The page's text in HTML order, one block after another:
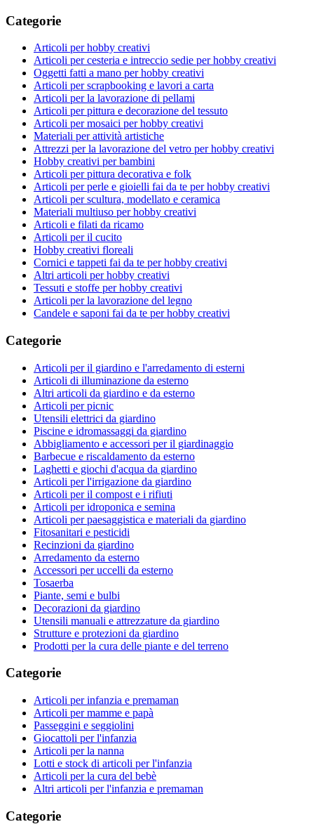
Categorie
Articoli per hobby creativi
Articoli per cesteria e intreccio sedie per hobby creativi
Oggetti fatti a mano per hobby creativi
Articoli per scrapbooking e lavori a carta
Articoli per la lavorazione di pellami
Articoli per pittura e decorazione del tessuto
Articoli per mosaici per hobby creativi
Materiali per attività artistiche
Attrezzi per la lavorazione del vetro per hobby creativi
Hobby creativi per bambini
Articoli per pittura decorativa e folk
Articoli per perle e gioielli fai da te per hobby creativi
Articoli per scultura, modellato e ceramica
Materiali multiuso per hobby creativi
Articoli e filati da ricamo
Articoli per il cucito
Hobby creativi floreali
Cornici e tappeti fai da te per hobby creativi
Altri articoli per hobby creativi
Tessuti e stoffe per hobby creativi
Articoli per la lavorazione del legno
Candele e saponi fai da te per hobby creativi
Categorie
Articoli per il giardino e l'arredamento di esterni
Articoli di illuminazione da esterno
Altri articoli da giardino e da esterno
Articoli per picnic
Utensili elettrici da giardino
Piscine e idromassaggi da giardino
Abbigliamento e accessori per il giardinaggio
Barbecue e riscaldamento da esterno
Laghetti e giochi d'acqua da giardino
Articoli per l'irrigazione da giardino
Articoli per il compost e i rifiuti
Articoli per idroponica e semina
Articoli per paesaggistica e materiali da giardino
Fitosanitari e pesticidi
Recinzioni da giardino
Arredamento da esterno
Accessori per uccelli da esterno
Tosaerba
Piante, semi e bulbi
Decorazioni da giardino
Utensili manuali e attrezzature da giardino
Strutture e protezioni da giardino
Prodotti per la cura delle piante e del terreno
Categorie
Articoli per infanzia e premaman
Articoli per mamme e papà
Passeggini e seggiolini
Giocattoli per l'infanzia
Articoli per la nanna
Lotti e stock di articoli per l'infanzia
Articoli per la cura del bebè
Altri articoli per l'infanzia e premaman
Categorie